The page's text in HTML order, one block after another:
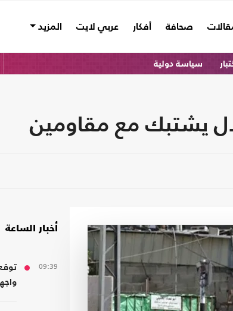
صحافة أفكار عربي لايت المزيد
سياسة دولية
يشتبك مع مقاومين
أخبار الساعة
09:39